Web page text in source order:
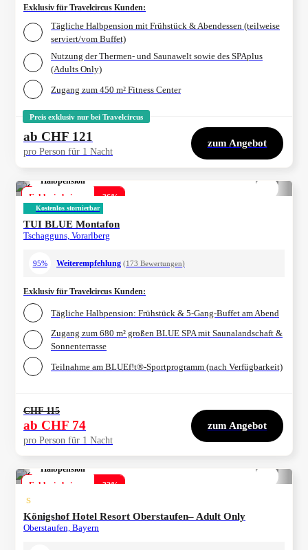
Exklusiv für Travelcircus Kunden:
Tägliche Halbpension mit Frühstück & Abendessen (teilweise
serviert/vom Buffet)
Nutzung der Thermen- und Saunawelt sowie des SPAplus
(Adults Only)
Zugang zum 450 m² Fitness Center
Preis exklusiv nur bei Travelcircus
ab CHF 121
pro Person für 1 Nacht
zum Angebot
Halbpension
Exklusiv bei uns
-36%
Kostenlos stornierbar
TUI BLUE Montafon
Tschagguns, Vorarlberg
95% Weiterempfehlung (173 Bewertungen)
Exklusiv für Travelcircus Kunden:
Tägliche Halbpension: Frühstück & 5-Gang-Buffet am Abend
Zugang zum 680 m² großen BLUE SPA mit Saunalandschaft &
Sonnenterrasse
Teilnahme am BLUEf!t®-Sportprogramm (nach Verfügbarkeit)
CHF 115
ab CHF 74
pro Person für 1 Nacht
zum Angebot
Halbpension
Exklusiv bei uns
-32%
s
Königshof Hotel Resort Oberstaufen– Adult Only
Oberstaufen, Bayern